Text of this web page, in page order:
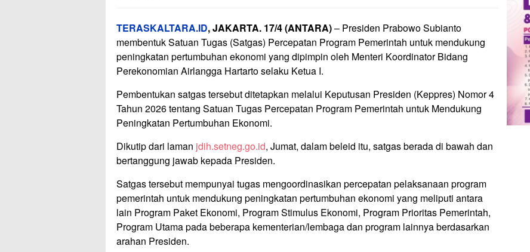
TERASKALTARA.ID, JAKARTA. 17/4 (ANTARA)– Presiden Prabowo Subianto
membentuk Satuan Tugas (Satgas) Percepatan Program Pemerintah untuk mendukung
peningkatan pertumbuhan ekonomi yang dipimpin oleh Menteri Koordinator Bidang
Perekonomian Airlangga Hartarto selaku Ketua I.
Pembentukan satgas tersebut ditetapkan melalui Keputusan Presiden (Keppres) Nomor 4
Tahun 2026 tentang Satuan Tugas Percepatan Program Pemerintah untuk Mendukung
Peningkatan Pertumbuhan Ekonomi.
Dikutip dari laman jdih.setneg.go.id, Jumat, dalam beleid itu, satgas berada di bawah dan
bertanggung jawab kepada Presiden.
Satgas tersebut mempunyai tugas mengoordinasikan percepatan pelaksanaan program
pemerintah untuk mendukung peningkatan pertumbuhan ekonomi yang meliputi antara
lain Program Paket Ekonomi, Program Stimulus Ekonomi, Program Prioritas Pemerintah,
Program Utama pada beberapa kementerian/lembaga dan program lainnya berdasarkan
arahan Presiden.